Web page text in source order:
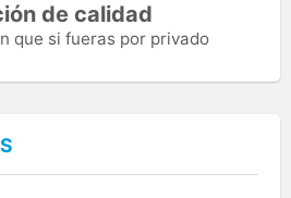
de calidad
que si fueras por privado